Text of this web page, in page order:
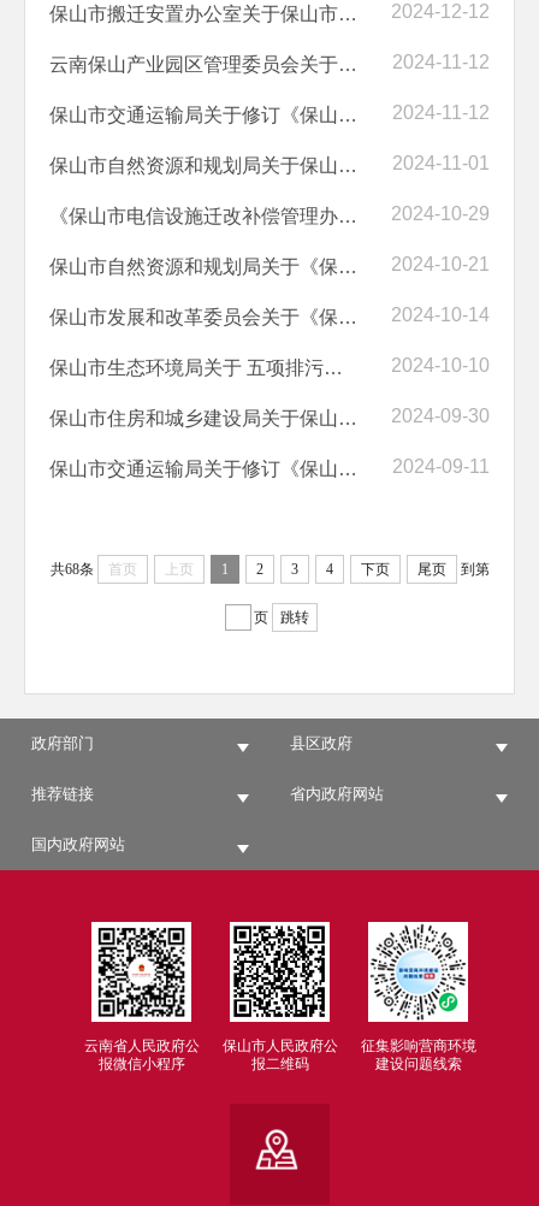
保山市搬迁安置办公室关于保山市2025年度大中型水库移民后期扶持项目和... 2024-12-12
云南保山产业园区管理委员会关于云南保山产业园区国土空间详细规划草案... 2024-11-12
保山市交通运输局关于修订《保山市网络预约出租汽车经营服务管理实施细... 2024-11-12
保山市自然资源和规划局关于保山中心城市4个国土空间详细规划草案征集公... 2024-11-01
《保山市电信设施迁改补偿管理办法》（征求意见稿）公开征求意见的结果公示 2024-10-29
保山市自然资源和规划局关于《保山市国土空间生态修复规划（2021-2035年... 2024-10-21
保山市发展和改革委员会关于《保山市政务云管理办法（试行）》（征求意... 2024-10-14
保山市生态环境局关于 五项排污许可相关管理制度（征求意见稿）公开征求... 2024-10-10
保山市住房和城乡建设局关于保山市促进建筑业高质量发展实施意见（征求... 2024-09-30
保山市交通运输局关于修订《保山市网络预约出租汽车经营服务管理实施细... 2024-09-11
共68条 首页 上页 1 2 3 4 下页 尾页 到第
页 跳转
政府部门 县区政府
推荐链接 省内政府网站
国内政府网站
云南省人民政府公
报微信小程序
保山市人民政府公
报二维码
征集影响营商环境
建设问题线索